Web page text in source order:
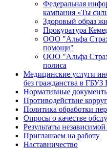
Федеральная
кампания «Ты
Здоровый образ
Прокуратура
ООО "Альфа
помощи"
ООО "Альфа
полиса
Медицинские услуги
без гражданства в
Нормативные
Противодействие
Политика обработки
Опросы о качестве
Результаты
Приглашаем на работу
Наставничество